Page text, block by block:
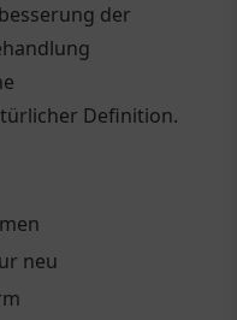
der
Definition.
neu